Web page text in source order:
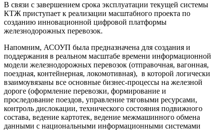
В связи с завершением срока эксплуатации текущей системы
КТЖ приступает к реализации масштабного проекта по
созданию инновационной цифровой платформы
железнодорожных перевозок.
Напомним, АСОУП была предназначена для создания и
поддержания в реальном масштабе времени информационной
модели железнодорожных перевозок (отправочная, вагонная,
поездная, контейнерная, локомотивная), в которой логически
взаимоувязаны все основные бизнес-процессы на железной
дороге (оформление перевозки, формирование и
проследование поездов, управление тяговыми ресурсами,
контроль дислокации, технического состояния подвижного
состава, ведение картотек, ведение межмашинного обмена
данными с национальными информационными системами